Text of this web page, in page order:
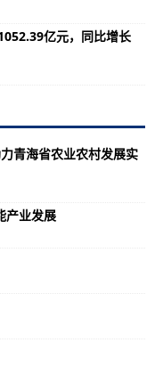
亿元，同比增长
青海省农业农村发展实
产业发展